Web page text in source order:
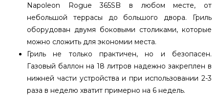
Napoleon Rogue 365SB в любом месте, от
небольшой террасы до большого двора. Гриль
оборудован двумя боковыми столиками, которые
можно сложить для экономии места.
Гриль не только практичен, но и безопасен.
Газовый баллон на 18 литров надежно закреплен в
нижней части устройства и при использовании 2-3
раза в неделю хватит примерно на 6 недель.